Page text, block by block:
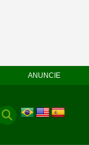
ANUNCIE